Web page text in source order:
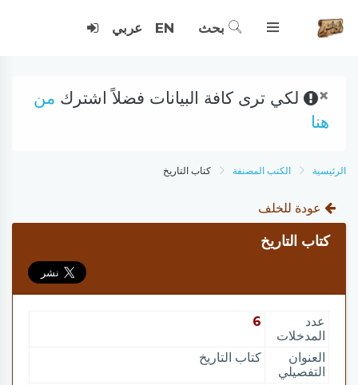
بحث EN عربي
× لكي ترى كافة البيانات فضلاً اشترك من
هنا
الرئيسية الكتب المصنفة كتاب التاريخ
عودة للخلف
كتاب التاريخ
عدد
المدخلات
6
العنوان
التفصيلي
كتاب التاريخ